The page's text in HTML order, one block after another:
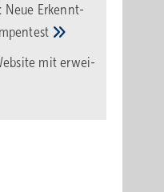
Neue Erkennt­
mit erwei­